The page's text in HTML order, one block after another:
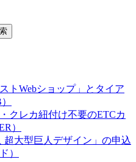
トWebショップ」とタイア
クレカ紐付け不要のETCカ
）
超大型巨人デザイン」の申込
）